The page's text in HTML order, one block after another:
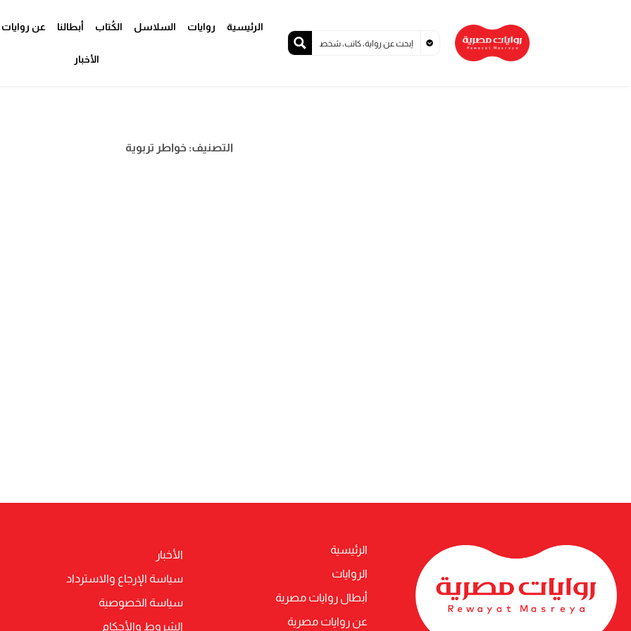
الرئيسية روايات السلاسل الكُتاب أبطالنا عن
الأخبار
التصنيف: خواطر تربوية
الرئيسية
الروايات
أبطال روايات مصرية
عن روايات مصرية
الأخبار
سياسة الإرجاع والاسترداد
سياسة الخصوصية
الشروط والأحكام